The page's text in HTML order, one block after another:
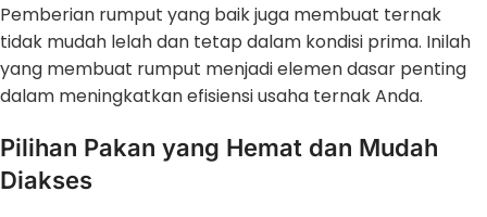
Pemberian rumput yang baik juga membuat ternak
tidak mudah lelah dan tetap dalam kondisi prima. Inilah
yang membuat rumput menjadi elemen dasar penting
dalam meningkatkan efisiensi usaha ternak Anda.
Pilihan Pakan yang Hemat dan Mudah
Diakses